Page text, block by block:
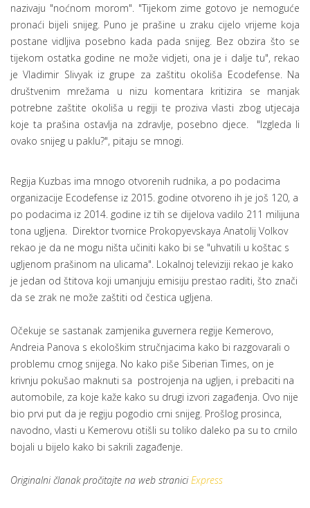
nazivaju "noćnom morom". "Tijekom zime gotovo je nemoguće
pronaći bijeli snijeg. Puno je prašine u zraku cijelo vrijeme koja
postane vidljiva posebno kada pada snijeg. Bez obzira što se
tijekom ostatka godine ne može vidjeti, ona je i dalje tu", rekao
je Vladimir Slivyak iz grupe za zaštitu okoliša Ecodefense. Na
društvenim mrežama u nizu komentara kritizira se manjak
potrebne zaštite okoliša u regiji te proziva vlasti zbog utjecaja
koje ta prašina ostavlja na zdravlje, posebno djece. "Izgleda li
ovako snijeg u paklu?", pitaju se mnogi.
Regija Kuzbas ima mnogo otvorenih rudnika, a po podacima
organizacije Ecodefense iz 2015. godine otvoreno ih je još 120, a
po podacima iz 2014. godine iz tih se dijelova vadilo 211 milijuna
tona ugljena. Direktor tvornice Prokopyevskaya Anatolij Volkov
rekao je da ne mogu ništa učiniti kako bi se "uhvatili u koštac s
ugljenom prašinom na ulicama". Lokalnoj televiziji rekao je kako
je jedan od štitova koji umanjuju emisiju prestao raditi, što znači
da se zrak ne može zaštiti od čestica ugljena.
Očekuje se sastanak zamjenika guvernera regije Kemerovo,
Andreia Panova s ekološkim stručnjacima kako bi razgovarali o
problemu crnog snijega. No kako piše Siberian Times, on je
krivnju pokušao maknuti sa postrojenja na ugljen, i prebaciti na
automobile, za koje kaže kako su drugi izvori zagađenja. Ovo nije
bio prvi put da je regiju pogodio crni snijeg. Prošlog prosinca,
navodno, vlasti u Kemerovu otišli su toliko daleko pa su to crnilo
bojali u bijelo kako bi sakrili zagađenje.
Originalni članak pročitajte na web straniciExpress